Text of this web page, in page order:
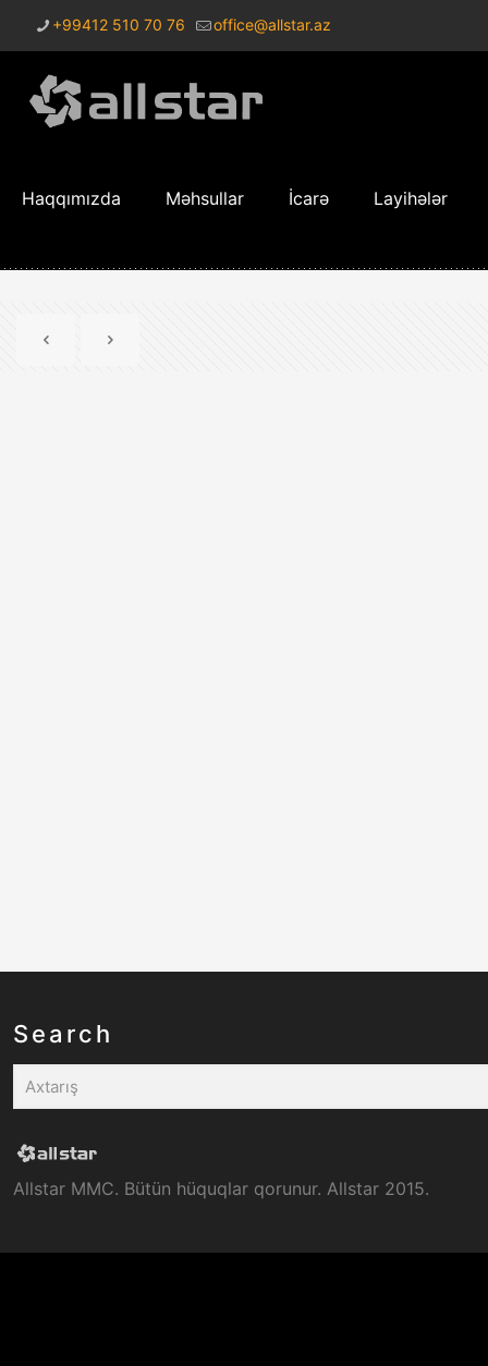
+99412 510 70 76 office@allstar.az
Haqqımızda Məhsullar İcarə Layihələr
Search
Allstar MMC. Bütün hüquqlar qorunur. Allstar 2015.